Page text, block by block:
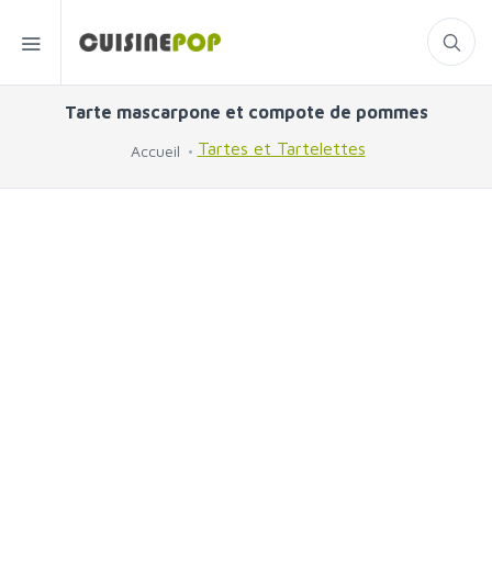
Tarte mascarpone et compote de pommes
Accueil Tartes et Tartelettes